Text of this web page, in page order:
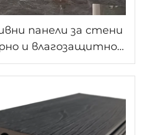
панели за стени
и влагозащитно
бърз монтаж за
офис сгради